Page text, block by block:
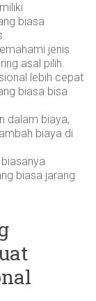
biasa
jenis
asal pilih.
lebih cepat
biasa bisa
dalam biaya,
biaya di
biasa jarang